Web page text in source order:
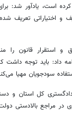
است، یادآور شد:
و اختیاراتی تعریف
و استقرار قانون را
داد: باید توجه داشت
سودجویان مهیا
کل استان و
در مراجع بالادستی